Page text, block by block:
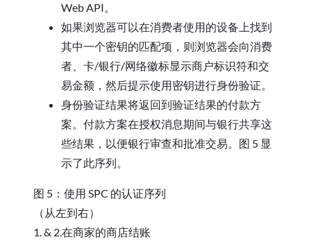
Web API。
如果浏览器可以在消费者使用的设备上找到
其中一个密钥的匹配项，则浏览器会向消费
者、卡/银行/网络徽标显示商户标识符和交
易金额，然后提示使用密钥进行身份验证。
身份验证结果将返回到验证结果的付款方
案。付款方案在授权消息期间与银行共享这
些结果，以便银行审查和批准交易。图 5 显
示了此序列。
图 5：使用 SPC 的认证序列
（从左到右）
1. & 2.在商家的商店结账